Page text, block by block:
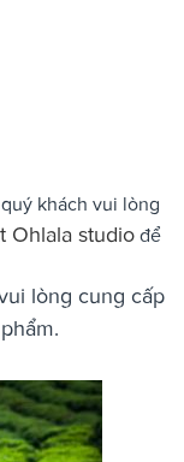
khách vui lòng
Ohlala studio để
lòng cung cấp